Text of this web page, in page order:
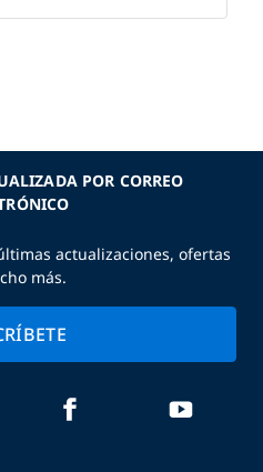
POR CORREO
actualizaciones, ofertas
más.